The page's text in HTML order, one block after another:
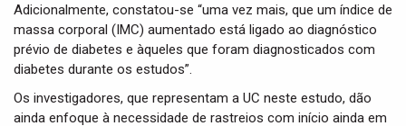
Adicionalmente, constatou-se “uma vez mais, que um índice de
massa corporal (IMC) aumentado está ligado ao diagnóstico
prévio de diabetes e àqueles que foram diagnosticados com
diabetes durante os estudos”.
Os investigadores, que representam a UC neste estudo, dão
ainda enfoque à necessidade de rastreios com início ainda em